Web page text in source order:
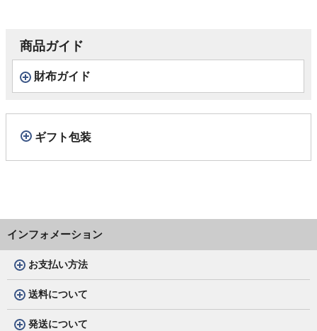
商品ガイド
財布ガイド
ギフト包装
インフォメーション
お支払い方法
送料について
発送について